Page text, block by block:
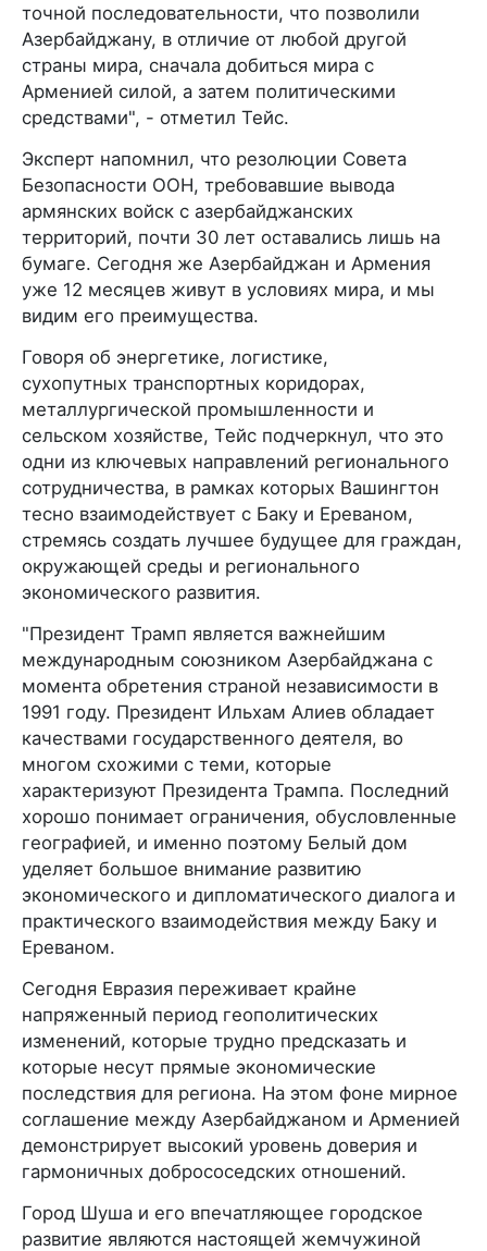
точной последовательности, что позволили
Азербайджану, в отличие от любой другой
страны мира, сначала добиться мира с
Арменией силой, а затем политическими
средствами", - отметил Тейс.
Эксперт напомнил, что резолюции Совета
Безопасности ООН, требовавшие вывода
армянских войск с азербайджанских
территорий, почти 30 лет оставались лишь на
бумаге. Сегодня же Азербайджан и Армения
уже 12 месяцев живут в условиях мира, и мы
видим его преимущества.
Говоря об энергетике, логистике,
сухопутных транспортных коридорах,
металлургической промышленности и
сельском хозяйстве, Тейс подчеркнул, что это
одни из ключевых направлений регионального
сотрудничества, в рамках которых Вашингтон
тесно взаимодействует с Баку и Ереваном,
стремясь создать лучшее будущее для граждан,
окружающей среды и регионального
экономического развития.
"Президент Трамп является важнейшим
международным союзником Азербайджана с
момента обретения страной независимости в
1991 году. Президент Ильхам Алиев обладает
качествами государственного деятеля, во
многом схожими с теми, которые
характеризуют Президента Трампа. Последний
хорошо понимает ограничения, обусловленные
географией, и именно поэтому Белый дом
уделяет большое внимание развитию
экономического и дипломатического диалога и
практического взаимодействия между Баку и
Ереваном.
Сегодня Евразия переживает крайне
напряженный период геополитических
изменений, которые трудно предсказать и
которые несут прямые экономические
последствия для региона. На этом фоне мирное
соглашение между Азербайджаном и Арменией
демонстрирует высокий уровень доверия и
гармоничных добрососедских отношений.
Город Шуша и его впечатляющее городское
развитие являются настоящей жемчужиной